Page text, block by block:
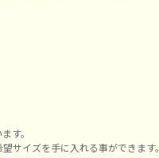
す。
サイズを手に入れる事ができます。